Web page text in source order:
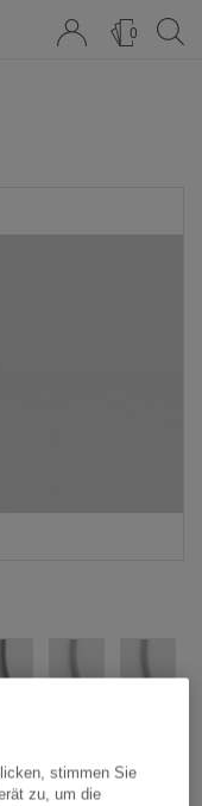
0
stimmen Sie
zu, um die